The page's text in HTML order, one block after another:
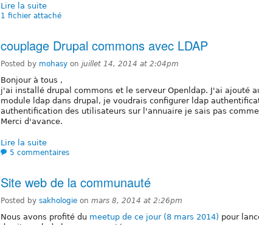
Lire la suite
1 fichier attaché
couplage Drupal commons avec LDAP
Posted by mohasy on juillet 14, 2014 at 2:04pm
Bonjour à tous ,
j'ai installé drupal commons et le serveur Openldap. J'ai ajouté
module ldap dans drupal, je voudrais configurer ldap
authentification des utilisateurs sur l'annuaire je sais pas
Merci d'avance.
Lire la suite
5 commentaires
Site web de la communauté
Posted by sakhologie on mars 8, 2014 at 2:26pm
Nous avons profité du meetup de ce jour (8 mars 2014) pour